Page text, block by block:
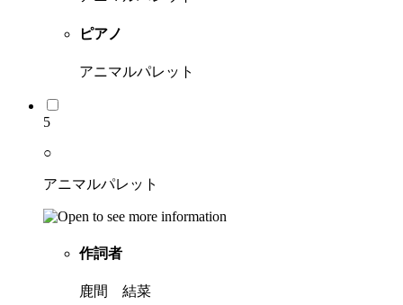
ピアノ
アニマルパレット
5
○
アニマルパレット
作詞者
鹿間 結菜